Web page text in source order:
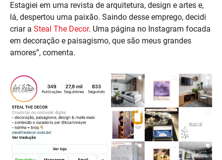
Estagiei em uma revista de arquitetura, design e artes e,
lá, despertou uma paixão. Saindo desse emprego, decidi
criar a Steal The Decor. Uma página no Instagram focada
em decoração e paisagismo, que são meus grandes
amores”, comenta.